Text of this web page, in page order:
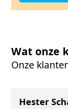
Wat onze
Onze
Hester